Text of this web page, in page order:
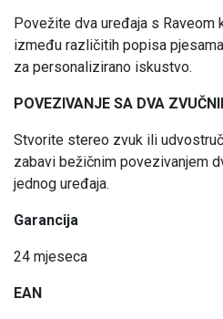
Povežite dva uređaja s
između različitih popisa
za personalizirano iskustvo.
POVEZIVANJE SA DVA
Stvorite stereo zvuk ili
zabavi bežičnim povezivanjem
jednog uređaja.
Garancija
24 mjeseca
EAN